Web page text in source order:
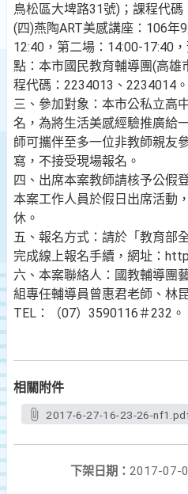
鳥松區大埤路31號)；課程代碼
(四)燕陶ART美感講座：106年
12:40，第二場：14:00-17:40
點：本市國民教育輔導團(高雄
程代碼：2234013、2234014。
三、參加對象：本市公私立高
名，為將生活美感經驗推廣給
師可攜伴至多一位非教師親友
寫，不接受現場報名。
四、出席本案教師請核予公假
本案工作人員於假日出席活動
休。
五、報名方式：請於「教育部
完成線上報名手續，網址：
六、本案聯絡人：國教輔導團
組專任輔導員曾惠君老師、林
TEL：（07）3590116＃232。
相關附件
2017-6-27-16-23-26-
下架日期： 2017-07-